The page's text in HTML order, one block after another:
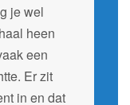
je wel
heen
een
Er zit
in en dat